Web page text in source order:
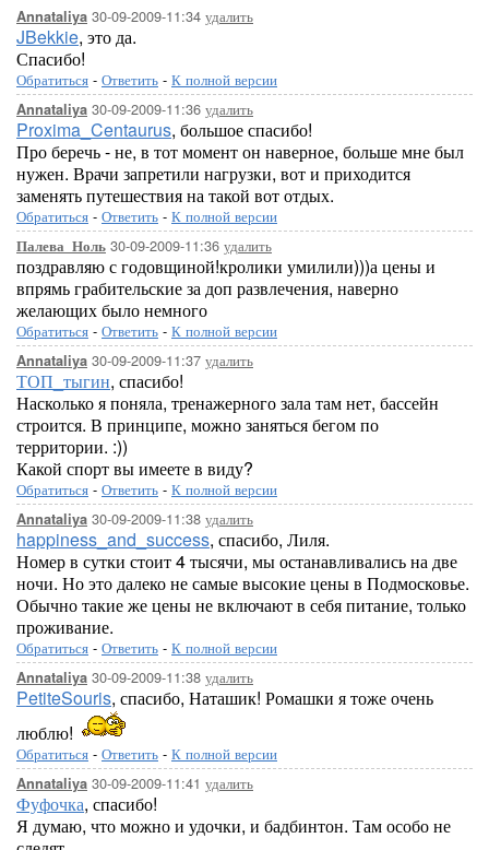
Annataliya 30-09-2009-11:34 удалить
JBekkie, это да.
Спасибо!
Обратиться - Ответить - К полной версии
Annataliya 30-09-2009-11:36 удалить
Proxima_Centaurus, большое спасибо!
Про беречь - не, в тот момент он наверное, больше мне был
нужен. Врачи запретили нагрузки, вот и приходится
заменять путешествия на такой вот отдых.
Обратиться - Ответить - К полной версии
Палева_Ноль 30-09-2009-11:36 удалить
поздравляю с годовщиной!кролики умилили)))а цены и
впрямь грабительские за доп развлечения, наверно
желающих было немного
Обратиться - Ответить - К полной версии
Annataliya 30-09-2009-11:37 удалить
ТОП_тыгин, спасибо!
Насколько я поняла, тренажерного зала там нет, бассейн
строится. В принципе, можно заняться бегом по
территории. :))
Какой спорт вы имеете в виду?
Обратиться - Ответить - К полной версии
Annataliya 30-09-2009-11:38 удалить
happiness_and_success, спасибо, Лиля.
Номер в сутки стоит 4 тысячи, мы останавливались на две
ночи. Но это далеко не самые высокие цены в Подмосковье.
Обычно такие же цены не включают в себя питание, только
проживание.
Обратиться - Ответить - К полной версии
Annataliya 30-09-2009-11:38 удалить
PetiteSouris, спасибо, Наташик! Ромашки я тоже очень
люблю!
Обратиться - Ответить - К полной версии
Annataliya 30-09-2009-11:41 удалить
Фуфочка, спасибо!
Я думаю, что можно и удочки, и бадбинтон. Там особо не